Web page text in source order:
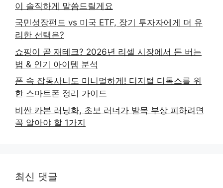
이 솔직하게 말씀드릴게요
국민성장펀드 vs 미국 ETF, 장기 투자자에게 더 유
리한 선택은?
쇼핑이 곧 재테크? 2026년 리셀 시장에서 돈 버는
법 & 인기 아이템 분석
폰 속 잡동사니도 미니멀하게! 디지털 디톡스를 위
한 스마트폰 정리 가이드
비싼 카본 러닝화, 초보 러너가 발목 부상 피하려면
꼭 알아야 할 1가지
최신 댓글